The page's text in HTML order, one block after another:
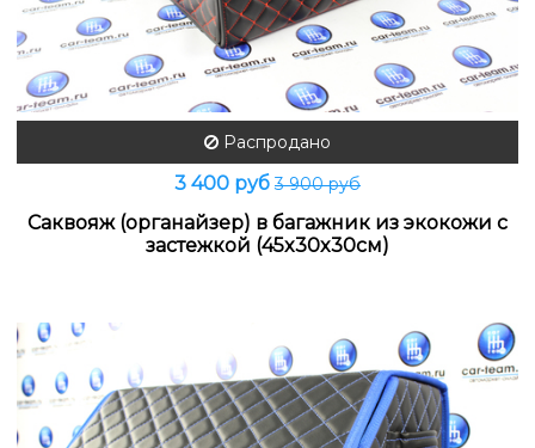
Распродано
3 400 руб3 900 руб
Саквояж (органайзер) в багажник из экокожи с
застежкой (45x30x30см)